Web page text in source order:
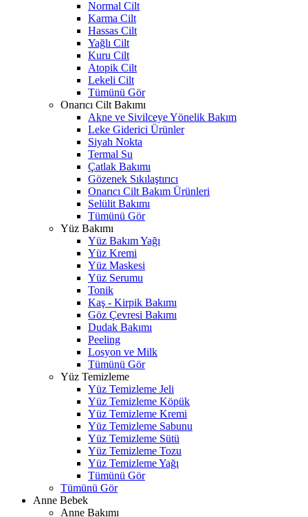
Normal Cilt
Karma Cilt
Hassas Cilt
Yağlı Cilt
Kuru Cilt
Atopik Cilt
Lekeli Cilt
Tümünü Gör
Onarıcı Cilt Bakımı
Akne ve Sivilceye Yönelik Bakım
Leke Giderici Ürünler
Siyah Nokta
Termal Su
Çatlak Bakımı
Gözenek Sıkılaştırıcı
Onarıcı Cilt Bakım Ürünleri
Selülit Bakımı
Tümünü Gör
Yüz Bakımı
Yüz Bakım Yağı
Yüz Kremi
Yüz Maskesi
Yüz Serumu
Tonik
Kaş - Kirpik Bakımı
Göz Çevresi Bakımı
Dudak Bakımı
Peeling
Losyon ve Milk
Tümünü Gör
Yüz Temizleme
Yüz Temizleme Jeli
Yüz Temizleme Köpük
Yüz Temizleme Kremi
Yüz Temizleme Sabunu
Yüz Temizleme Sütü
Yüz Temizleme Tozu
Yüz Temizleme Yağı
Tümünü Gör
Tümünü Gör
Anne Bebek
Anne Bakımı